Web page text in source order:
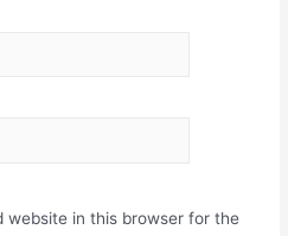
website in this browser for the